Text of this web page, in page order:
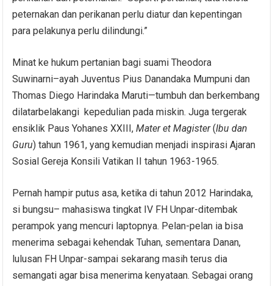
peternakan dan perikanan perlu diatur dan kepentingan
para pelakunya perlu dilindungi.”
Minat ke hukum pertanian bagi suami Theodora
Suwinarni–ayah Juventus Pius Danandaka Mumpuni dan
Thomas Diego Harindaka Maruti—tumbuh dan berkembang
dilatarbelakangi kepedulian pada miskin. Juga tergerak
ensiklik Paus Yohanes XXIII,Mater et Magister(Ibu dan
Guru) tahun 1961, yang kemudian menjadi inspirasi Ajaran
Sosial Gereja Konsili Vatikan II tahun 1963-1965.
Pernah hampir putus asa, ketika di tahun 2012 Harindaka,
si bungsu– mahasiswa tingkat IV FH Unpar-ditembak
perampok yang mencuri laptopnya. Pelan-pelan ia bisa
menerima sebagai kehendak Tuhan, sementara Danan,
lulusan FH Unpar-sampai sekarang masih terus dia
semangati agar bisa menerima kenyataan. Sebagai orang